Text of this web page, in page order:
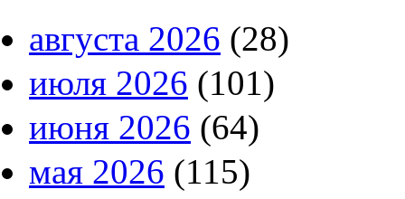
августа 2026 (28)
июля 2026 (101)
июня 2026 (64)
мая 2026 (115)